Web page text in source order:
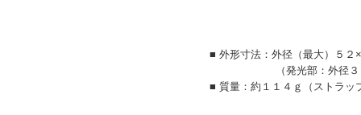
■ 外形寸法：外径（最大）５２
（発光部：外径３０×
■ 質量：約１１４ｇ（ストラッ